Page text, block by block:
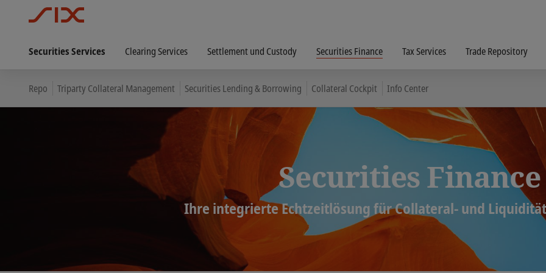
Securities Services Clearing Services Settlement und Custody Securities Finance Tax Services Trade Repository
Repo Triparty Collateral Management Securities Lending & Borrowing Collateral Cockpit Info Center
Securities Finance
Ihre integrierte Echtzeitlösung für Collateral- und